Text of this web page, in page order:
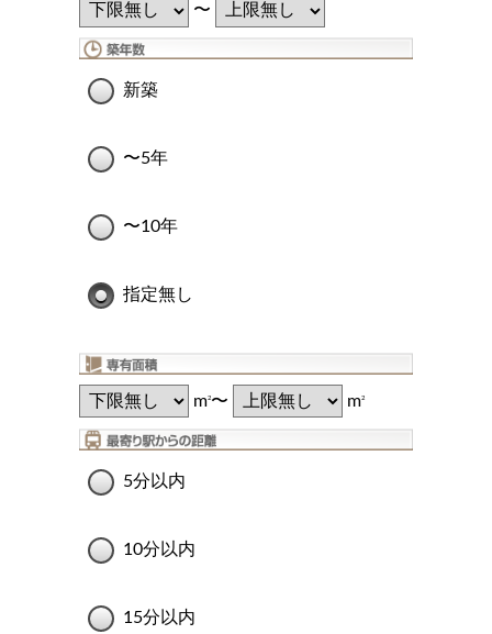
〜
新築
〜5年
〜10年
指定無し
m2〜 m2
5分以内
10分以内
15分以内